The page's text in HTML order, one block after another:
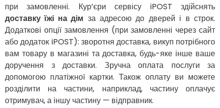
при замовленні. Кур’єри сервісу iPOST здійснять
доставку їжі на дім за адресою до дверей і в строк.
Додаткові опції замовлення (при замовленні через сайт
або додаток iPOST): зворотня доставка, викуп потрібного
вам товару в магазині та доставка, будь-яке інше ваше
доручення з доставки. Зручна оплата послуги за
допомогою платіжної картки. Також оплату ви можете
розділити на частини, наприклад, частину оплачує
отримувач, а іншу частину — відправник.
Южноукраїнськ
Запоріжжя
Зарічани
Зазим’я
Здолбунів
Жовті Води
Житомир
Зміїв
Знам’янка